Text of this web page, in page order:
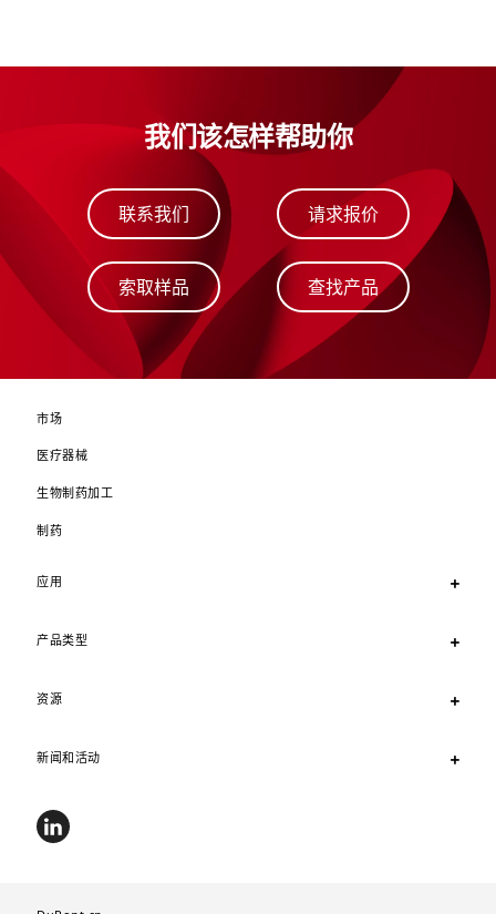
我们该怎样帮助你
联系我们 请求报价
索取样品 查找产品
市场
医疗器械
生物制药加工
制药
应用
产品类型
资源
新闻和活动